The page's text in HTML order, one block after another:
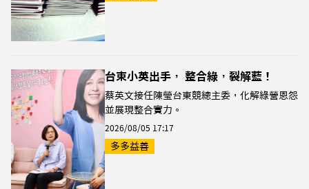
台東小英出手， 整合綠，裂解藍！
蔡英文接任陳瑩台東競總主委，化解綠營恩怨
並展現整合實力。
2026/08/05 17:17
多多益善